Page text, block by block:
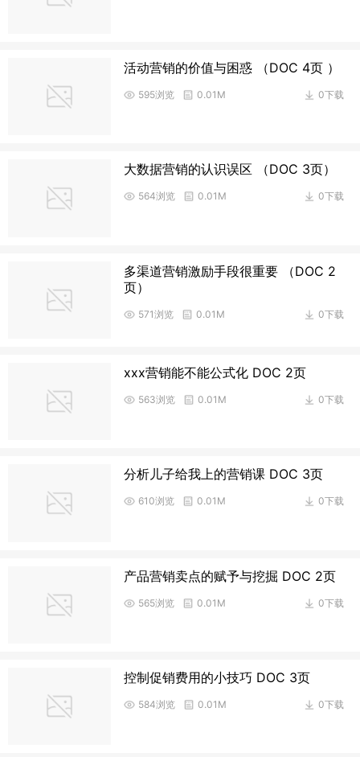
活动营销的价值与困惑 （DOC 4页 ）
0下载
595浏览 0.01M
大数据营销的认识误区 （DOC 3页）
0下载
564浏览 0.01M
多渠道营销激励手段很重要 （DOC 2
页）
0下载
571浏览 0.01M
xxx营销能不能公式化 DOC 2页
0下载
563浏览 0.01M
分析儿子给我上的营销课 DOC 3页
0下载
610浏览 0.01M
产品营销卖点的赋予与挖掘 DOC 2页
0下载
565浏览 0.01M
控制促销费用的小技巧 DOC 3页
0下载
584浏览 0.01M